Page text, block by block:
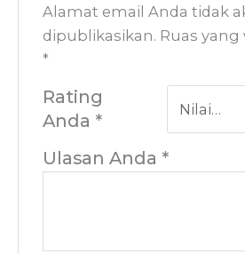
Alamat email Anda tidak
dipublikasikan. Ruas
*
Rating
Anda *
Ulasan Anda *